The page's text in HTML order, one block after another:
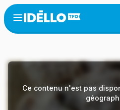
Aller
au
contenu
Open
menu
Ce contenu n'est pas